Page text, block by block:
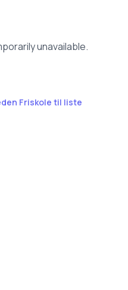
unavailable.
Friskole til liste